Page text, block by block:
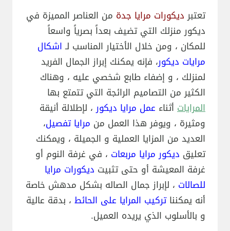
تعتبر ديكورات مرايا جدة من العناصر المميزة في
ديكور منزلك التي تضيف بعداً بصرياً واسعاً
للمكان ، ومن خلال الأختيار المناسب لـاشكال
مرايات ديكور، فإنه يمكنك إبراز الجمال الفريد
لمنزلك ، و إضفاء طابع شخصي عليه ، وهناك
الكثير من التصاميم الرائجة التي تتمتع بها
المرايات أثناء عمل مرايا ديكور، لإطلالة أنيقة
ومثيرة ، ويوفر هذا العمل من مرايا تفصيل،
العديد من المزايا العملية و الجميلة ، ويمكنك
تعليق ديكور مرايا مربعات ، في غرفة النوم أو
غرفة المعيشة أو حتى تثبيت ديكورات مرايا
للصالات ، لإبراز جمال الصاله بشكل مدهش خاصة
أنه يمكنناتركيب المرايا على الحائط ، بدقة عالية
و بالأسلوب الذي يريده العميل.